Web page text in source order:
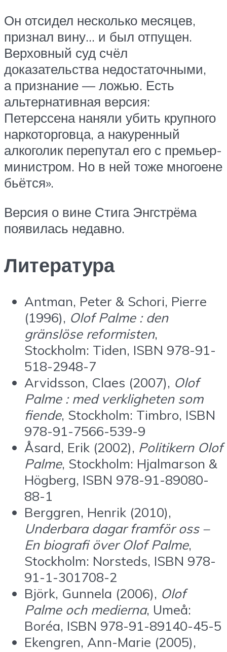
Он отсидел несколько месяцев,
признал вину… и был отпущен.
Верховный суд счёл
доказательства недостаточными,
а признание — ложью. Есть
альтернативная версия:
Петерссена наняли убить крупного
наркоторговца, а накуренный
алкоголик перепутал его с премьер-
министром. Но в ней тоже многоене
бьётся».
Версия о вине Стига Энгстрёма
появилась недавно.
Литература
Antman, Peter & Schori, Pierre
(1996), Olof Palme : den
gränslöse reformisten,
Stockholm: Tiden, ISBN 978-91-
518-2948-7
Arvidsson, Claes (2007), Olof
Palme : med verkligheten som
fiende, Stockholm: Timbro, ISBN
978-91-7566-539-9
Åsard, Erik (2002), Politikern Olof
Palme, Stockholm: Hjalmarson &
Högberg, ISBN 978-91-89080-
88-1
Berggren, Henrik (2010),
Underbara dagar framför oss –
En biografi över Olof Palme,
Stockholm: Norsteds, ISBN 978-
91-1-301708-2
Björk, Gunnela (2006), Olof
Palme och medierna, Umeå:
Boréa, ISBN 978-91-89140-45-5
Ekengren, Ann-Marie (2005),